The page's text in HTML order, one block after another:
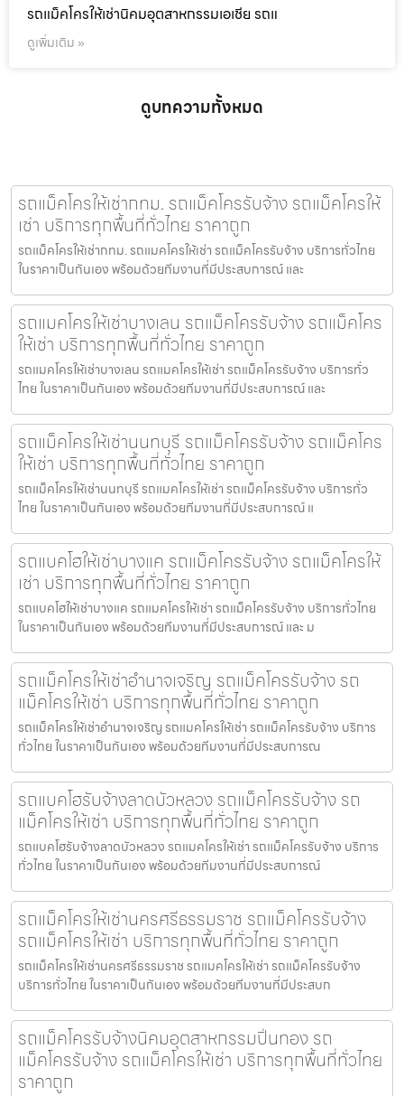
รถแม็คโครให้เช่านิคมอุตสาหกรรมเอเชีย รถแ
ดูเพิ่มเติม »
ดูบทความทั้งหมด
รถแม็คโครให้เช่ากทม. รถแม็คโครรับจ้าง รถแม็คโครให้
เช่า บริการทุกพื้นที่ทั่วไทย ราคาถูก
รถแม็คโครให้เช่ากทม. รถแมคโครให้เช่า รถแม็คโครรับจ้าง บริการทั่วไทย
ในราคาเป็นกันเอง พร้อมด้วยทีมงานที่มีประสบการณ์ และ
รถแมคโครให้เช่าบางเลน รถแม็คโครรับจ้าง รถแม็คโคร
ให้เช่า บริการทุกพื้นที่ทั่วไทย ราคาถูก
รถแมคโครให้เช่าบางเลน รถแมคโครให้เช่า รถแม็คโครรับจ้าง บริการทั่ว
ไทย ในราคาเป็นกันเอง พร้อมด้วยทีมงานที่มีประสบการณ์ และ
รถแม็คโครให้เช่านนทบุรี รถแม็คโครรับจ้าง รถแม็คโคร
ให้เช่า บริการทุกพื้นที่ทั่วไทย ราคาถูก
รถแม็คโครให้เช่านนทบุรี รถแมคโครให้เช่า รถแม็คโครรับจ้าง บริการทั่ว
ไทย ในราคาเป็นกันเอง พร้อมด้วยทีมงานที่มีประสบการณ์ แ
รถแบคโฮให้เช่าบางแค รถแม็คโครรับจ้าง รถแม็คโครให้
เช่า บริการทุกพื้นที่ทั่วไทย ราคาถูก
รถแบคโฮให้เช่าบางแค รถแมคโครให้เช่า รถแม็คโครรับจ้าง บริการทั่วไทย
ในราคาเป็นกันเอง พร้อมด้วยทีมงานที่มีประสบการณ์ และ ม
รถแม็คโครให้เช่าอำนาจเจริญ รถแม็คโครรับจ้าง รถ
แม็คโครให้เช่า บริการทุกพื้นที่ทั่วไทย ราคาถูก
รถแม็คโครให้เช่าอำนาจเจริญ รถแมคโครให้เช่า รถแม็คโครรับจ้าง บริการ
ทั่วไทย ในราคาเป็นกันเอง พร้อมด้วยทีมงานที่มีประสบการณ
รถแบคโฮรับจ้างลาดบัวหลวง รถแม็คโครรับจ้าง รถ
แม็คโครให้เช่า บริการทุกพื้นที่ทั่วไทย ราคาถูก
รถแบคโฮรับจ้างลาดบัวหลวง รถแมคโครให้เช่า รถแม็คโครรับจ้าง บริการ
ทั่วไทย ในราคาเป็นกันเอง พร้อมด้วยทีมงานที่มีประสบการณ์
รถแม็คโครให้เช่านครศรีธรรมราช รถแม็คโครรับจ้าง
รถแม็คโครให้เช่า บริการทุกพื้นที่ทั่วไทย ราคาถูก
รถแม็คโครให้เช่านครศรีธรรมราช รถแมคโครให้เช่า รถแม็คโครรับจ้าง
บริการทั่วไทย ในราคาเป็นกันเอง พร้อมด้วยทีมงานที่มีประสบก
รถแม็คโครรับจ้างนิคมอุตสาหกรรมปิ่นทอง รถ
แม็คโครรับจ้าง รถแม็คโครให้เช่า บริการทุกพื้นที่ทั่วไทย
ราคาถูก